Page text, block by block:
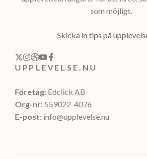
som möjligt.
Skicka in tips på
UPPLEVELSE.NU
Företag: Edclick AB
Org-nr: 559022-4076
E-post: info@upplevelse.nu